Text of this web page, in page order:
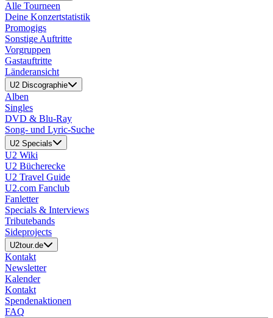
Alle Tourneen
Deine Konzertstatistik
Promogigs
Sonstige Auftritte
Vorgruppen
Gastauftritte
Länderansicht
U2 Discographie
Alben
Singles
DVD & Blu-Ray
Song- und Lyric-Suche
U2 Specials
U2 Wiki
U2 Bücherecke
U2 Travel Guide
U2.com Fanclub
Fanletter
Specials & Interviews
Tributebands
Sideprojects
U2tour.de
Kontakt
Newsletter
Kalender
Kontakt
Spendenaktionen
FAQ